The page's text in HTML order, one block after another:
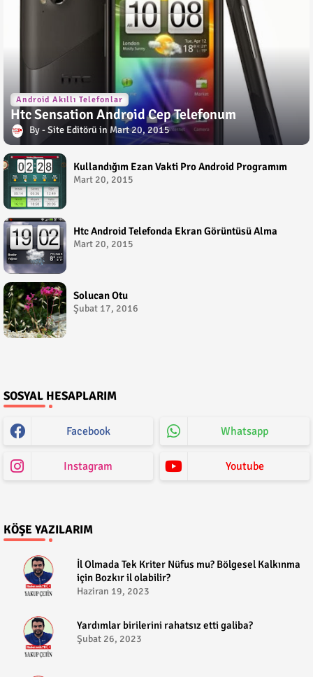
Android Akıllı Telefonlar
Htc Sensation Android Cep Telefonum
Site Editörü Mart 20, 2015
Kullandığım Ezan Vakti Pro Android Programım
Mart 20, 2015
Htc Android Telefonda Ekran Görüntüsü Alma
Mart 20, 2015
Solucan Otu
Şubat 17, 2016
SOSYAL HESAPLARIM
Facebook Whatsapp
Instagram Youtube
KÖŞE YAZILARIM
​İl Olmada Tek Kriter Nüfus mu? Bölgesel Kalkınma
için Bozkır il olabilir?
Haziran 19, 2023
​Yardımlar birilerini rahatsız etti galiba?
Şubat 26, 2023